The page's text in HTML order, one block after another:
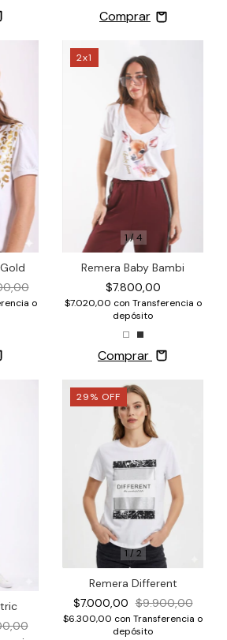
o
1/4
2x1
Remera Baby Bambi
$7.800,00
$7.020,00 con Transferencia o
depósito
Comprar
1/2
29% OFF
Remera Different
$7.000,00 $9.900,00
$6.300,00 con Transferencia o
depósito